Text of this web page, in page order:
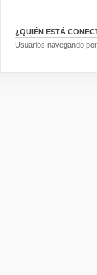
¿QUIÉN ESTÁ
Usuarios navegando